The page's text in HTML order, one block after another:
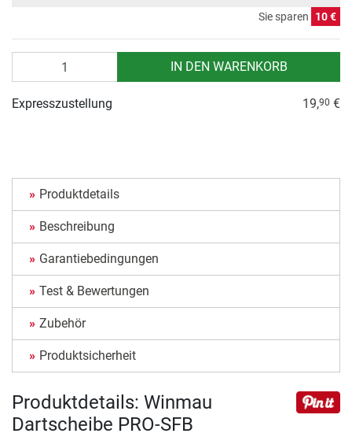
Sie sparen 10 €
IN DEN WARENKORB
Expresszustellung 19,90 €
Produktdetails
Beschreibung
Garantiebedingungen
Test & Bewertungen
Zubehör
Produktsicherheit
Produktdetails: Winmau
Dartscheibe PRO-SFB